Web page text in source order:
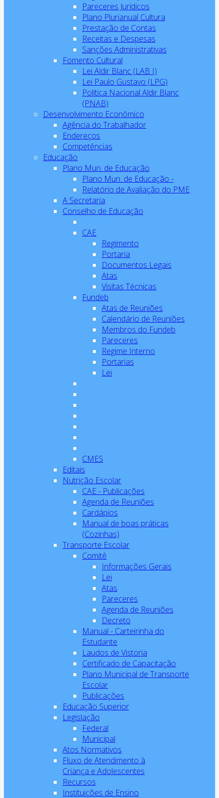
Pareceres Jurídicos
Plano Plurianual Cultura
Prestação de Contas
Receitas e Despesas
Sanções Administrativas
Fomento Cultural
Lei Aldir Blanc (LAB I)
Lei Paulo Gustavo (LPG)
Política Nacional Aldir Blanc
(PNAB)
Desenvolvimento Econômico
Agência do Trabalhador
Endereços
Competências
Educação
Plano Mun. de Educação
Plano Mun. de Educação -
Relatório de Avaliação do PME
A Secretaria
Conselho de Educação
CAE
Regimento
Portaria
Documentos Legais
Atas
Visitas Técnicas
Fundeb
Atas de Reuniões
Calendário de Reuniões
Membros do Fundeb
Pareceres
Regime Interno
Portarias
Lei
CMES
Editais
Nutrição Escolar
CAE - Publicações
Agenda de Reuniões
Cardápios
Manual de boas práticas
(Cozinhas)
Transporte Escolar
Comitê
Informações Gerais
Lei
Atas
Pareceres
Agenda de Reuniões
Decreto
Manual - Carteirinha do
Estudante
Laudos de Vistoria
Certificado de Capacitação
Plano Municipal de Transporte
Escolar
Publicações
Educação Superior
Legislação
Federal
Municipal
Atos Normativos
Fluxo de Atendimento à
Criança e Adolescentes
Recursos
Instituições de Ensino